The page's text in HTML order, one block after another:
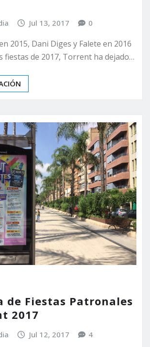
Jul 13, 2017 0
2015, Dani Diges y Falete en 2016
fiestas de 2017, Torrent ha dejado…
de Fiestas Patronales
2017
Jul 12, 2017 4